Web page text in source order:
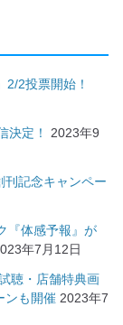
2投票開始！
決定！
2023年9
刊記念キャンペー
『体感予報』が
年7月12日
聴・店舗特典画
ンも開催 2023年7